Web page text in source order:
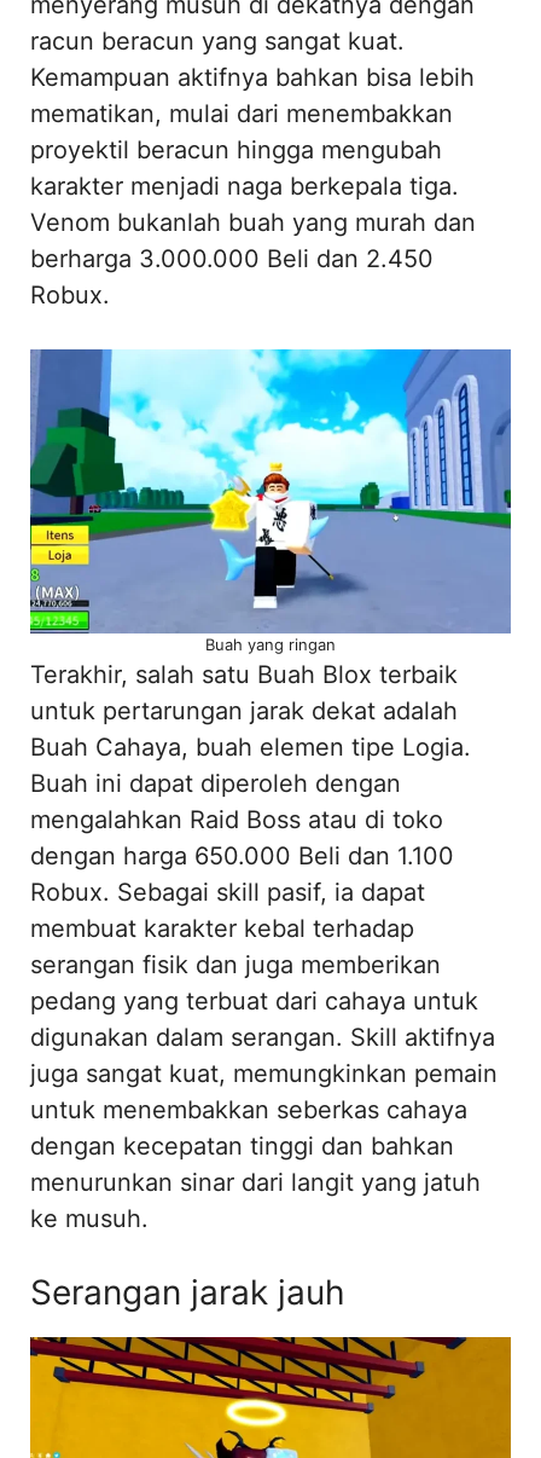
racun beracun yang sangat kuat.
Kemampuan aktifnya bahkan bisa lebih
mematikan, mulai dari menembakkan
proyektil beracun hingga mengubah
karakter menjadi naga berkepala tiga.
Venom bukanlah buah yang murah dan
berharga 3.000.000 Beli dan 2.450
Robux.
Buah yang ringan
Terakhir, salah satu Buah Blox terbaik
untuk pertarungan jarak dekat adalah
Buah Cahaya, buah elemen tipe Logia.
Buah ini dapat diperoleh dengan
mengalahkan Raid Boss atau di toko
dengan harga 650.000 Beli dan 1.100
Robux. Sebagai skill pasif, ia dapat
membuat karakter kebal terhadap
serangan fisik dan juga memberikan
pedang yang terbuat dari cahaya untuk
digunakan dalam serangan. Skill aktifnya
juga sangat kuat, memungkinkan pemain
untuk menembakkan seberkas cahaya
dengan kecepatan tinggi dan bahkan
menurunkan sinar dari langit yang jatuh
ke musuh.
Serangan jarak jauh